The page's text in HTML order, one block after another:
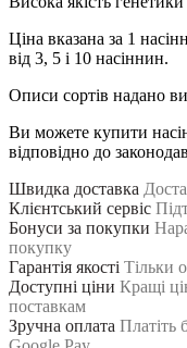
Ціна вказана за 1
від 3, 5 і 10 насіннин.
Описи сортів надано
Ви можете купити
відповідно до
Швидка доставка
Клієнтський сервіс
Бонуси за покупки
покупку
Гарантія якості Тільки
Доступні ціни Кращі
поставкам
Зручна оплата Платіть